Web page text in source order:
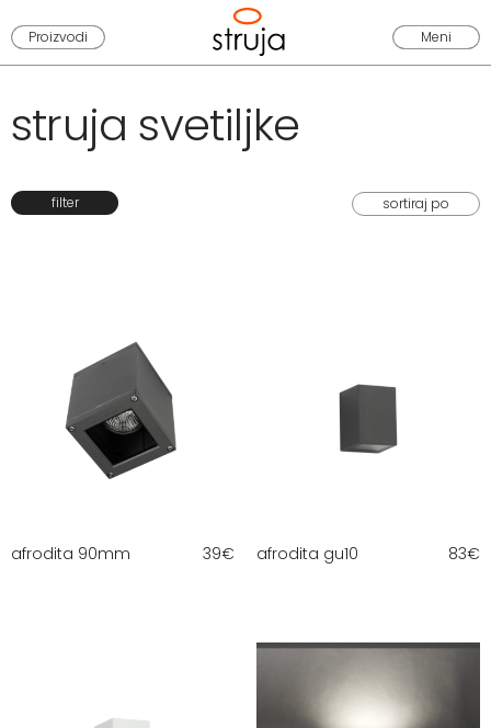
Proizvodi Meni
struja svetiljke
filter
afrodita 90mm 39€ afrodita gu10 83€